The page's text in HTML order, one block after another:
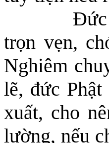
Đức
trọn vẹn,
Nghiêm
lẽ, đức
xuất, cho
lường, nếu